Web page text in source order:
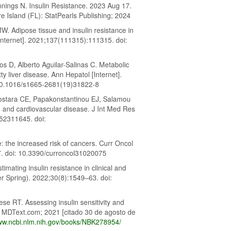
N. Insulin Resistance. 2023 Aug 17.
Island (FL): StatPearls Publishing; 2024
Adipose tissue and insulin resistance in
2021;137(111315):111315. doi:
D, Alberto Aguilar-Salinas C. Metabolic
liver disease. Ann Hepatol [Internet].
s1665-2681(19)31822-8
CE, Papakonstantinou EJ, Salamou
cardiovascular disease. J Int Med Res
doi:
the increased risk of cancers. Curr Oncol
doi: 10.3390/curroncol31020075
insulin resistance in clinical and
Spring). 2022;30(8):1549–63. doi:
RT. Assessing insulin sensitivity and
2021 [citado 30 de agosto de
books/NBK278954/